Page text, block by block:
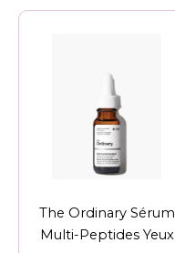
The Ordinary Sérum
Multi-Peptides Yeux